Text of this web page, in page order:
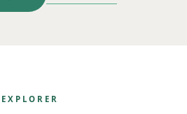
EXPLORER